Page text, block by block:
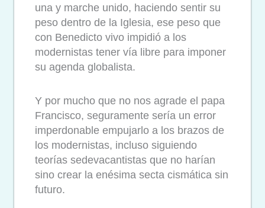
una y marche unido, haciendo sentir su
peso dentro de la Iglesia, ese peso que
con Benedicto vivo impidió a los
modernistas tener vía libre para imponer
su agenda globalista.
Y por mucho que no nos agrade el papa
Francisco, seguramente sería un error
imperdonable empujarlo a los brazos de
los modernistas, incluso siguiendo
teorías sedevacantistas que no harían
sino crear la enésima secta cismática sin
futuro.